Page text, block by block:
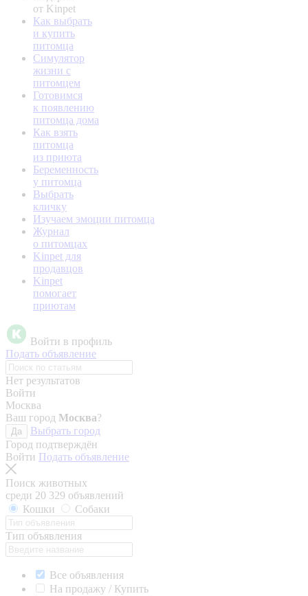
от Kinpet
Как выбрать
и купить
питомца
Симулятор
жизни с
питомцем
Готовимся
к появлению
питомца дома
Как взять
питомца
из приюта
Беременность
у питомца
Выбрать
кличку
Изучаем эмоции питомца
Журнал
о питомцах
Kinpet для
продавцов
Kinpet
помогает
приютам
Войти в профиль
Подать объявление
Нет результатов
Войти
Москва
Ваш город Москва?
Да
Выбрать город
Город подтверждён
Войти Подать объявление
Поиск животных
среди 20 329 объявлений
Кошки
Собаки
Тип объявления
Все объявления
На продажу / Купить